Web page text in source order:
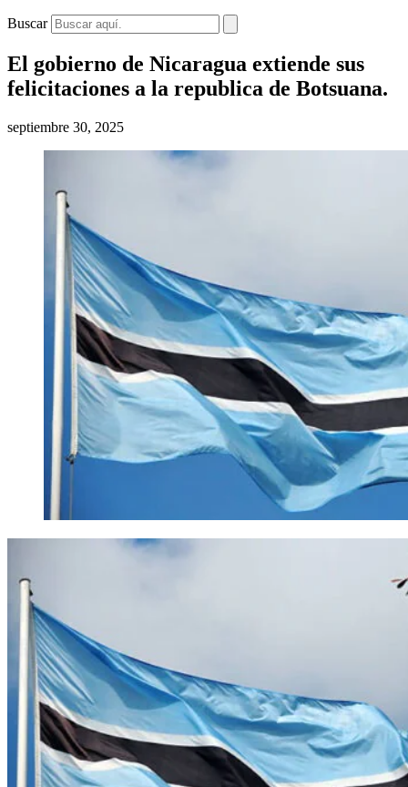
Buscar
El gobierno de Nicaragua extiende sus
felicitaciones a la republica de Botsuana.
septiembre 30, 2025